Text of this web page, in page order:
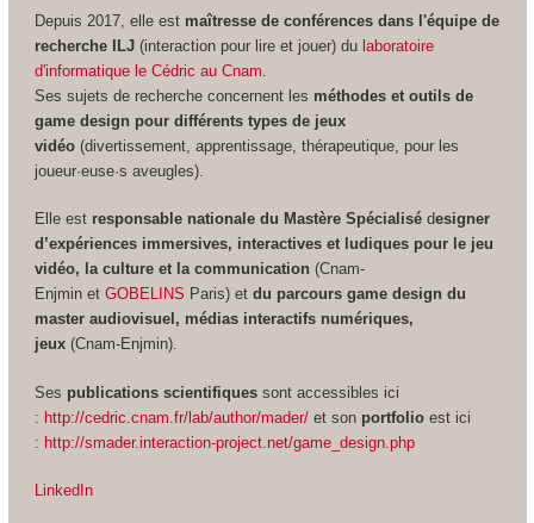
Depuis 2017, elle est maîtresse de conférences dans l'équipe de
recherche ILJ(interaction pour lire et jouer) du laboratoire
d'informatique le Cédric au Cnam
Ses sujets de recherche concernent les méthodes et outils de
game design pour différents types de jeux
vidéo(divertissement, apprentissage, thérapeutique, pour les
joueur·euse·s aveugles).
Elle est responsable nationale du Mastère Spécialisé designer
d’expériences immersives, interactives et ludiques pour le jeu
vidéo, la culture et la communication (Cnam-
Enjmin et GOBELINS Paris) et du parcours game design du
master audiovisuel, médias interactifs numériques,
jeux(Cnam-Enjmin).
Ses publications scientifiquessont accessibles ici
: http://cedric.cnam.fr/lab/author/mader/et son portfolioest ici
: http://smader.interaction-project.net/game_design.php
LinkedIn